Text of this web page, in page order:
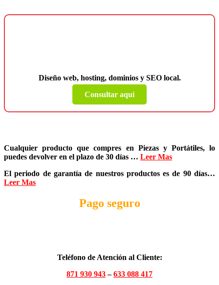
Diseño web, hosting, dominios y SEO local.
Consultar aqui
Cualquier producto que compres en Piezas y Portátiles, lo
puedes devolver en el plazo de 30 días … Leer Mas
El periodo de garantía de nuestros productos es de 90 días…
Leer Mas
Pago seguro
Teléfono de Atención al Cliente:
871 930 943–633 088 417